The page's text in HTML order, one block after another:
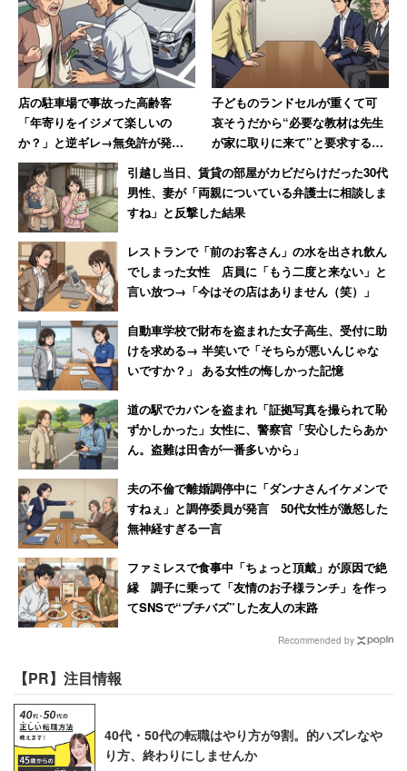
店の駐車場で事故った高齢客
「年寄りをイジメて楽しいの
か？」と逆ギレ→無免許が発覚
し警察に連行された結果「慰謝
料払え」
子どものランドセルが重くて可
哀そうだから“必要な教材は先生
が家に取りに来て”と要求する保
護者 担任が断ると校長室まで
乗り込む事態に
引越し当日、賃貸の部屋がカビだらけだった30代
男性、妻が「両親についている弁護士に相談しま
すね」と反撃した結果
レストランで「前のお客さん」の水を出され飲ん
でしまった女性 店員に「もう二度と来ない」と
言い放つ→「今はその店はありません（笑）」
自動車学校で財布を盗まれた女子高生、受付に助
けを求める→ 半笑いで「そちらが悪いんじゃな
いですか？」 ある女性の悔しかった記憶
道の駅でカバンを盗まれ「証拠写真を撮られて恥
ずかしかった」女性に、警察官「安心したらあか
ん。盗難は田舎が一番多いから」
夫の不倫で離婚調停中に「ダンナさんイケメンで
すねぇ」と調停委員が発言 50代女性が激怒した
無神経すぎる一言
ファミレスで食事中「ちょっと頂戴」が原因で絶
縁 調子に乗って「友情のお子様ランチ」を作っ
てSNSで“プチバズ”した友人の末路
Recommended by
【PR】注目情報
40代・50代の転職はやり方が9割。的ハズレなや
り方、終わりにしませんか